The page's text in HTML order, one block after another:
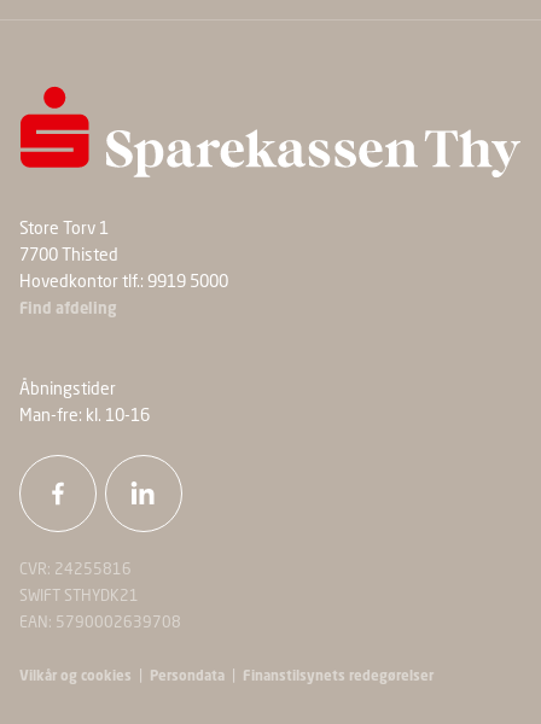
Store Torv 1
7700 Thisted
Hovedkontor tlf.: 9919 5000
Find afdeling
Åbningstider
Man-fre: kl. 10-16
CVR: 24255816
SWIFT STHYDK21
EAN: 5790002639708
Vilkår og cookies Persondata Finanstilsynets redegørelser